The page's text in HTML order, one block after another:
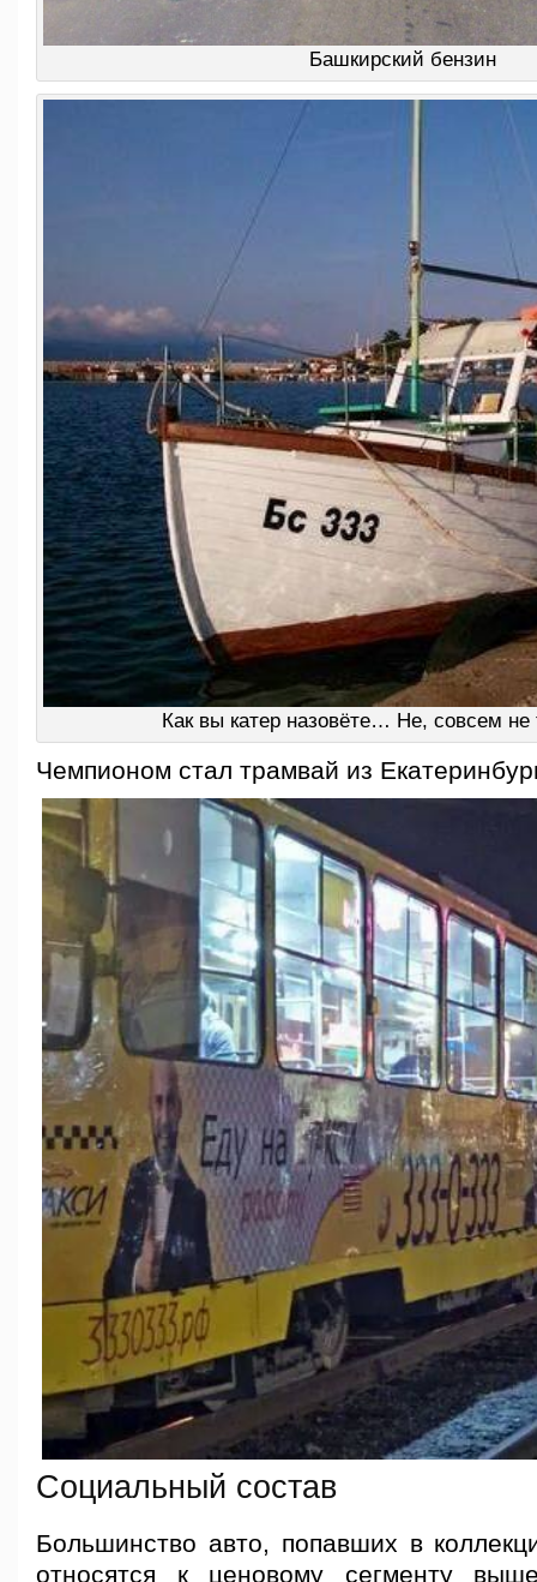
Башкирский бензин
Как вы катер назовёте… Не, совсем не
Чемпионом стал трамвай из
Социальный состав
Большинство авто, попавших в
относятся к ценовому сегменту